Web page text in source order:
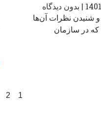
بدون دیدگاه
شنیدن نظرات آن‌ها
که در سازمان
1
2